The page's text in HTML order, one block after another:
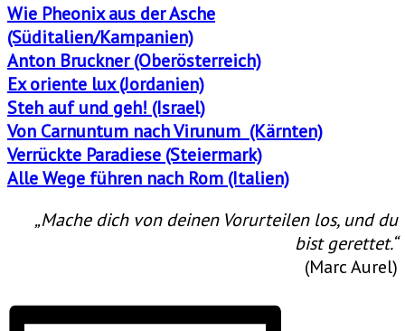
Wie Pheonix aus der Asche
(Süditalien/Kampanien)
Anton Bruckner (Oberösterreich)
Ex oriente lux (Jordanien)
Steh auf und geh! (Israel)
Von Carnuntum nach Virunum (Kärnten)
Verrückte Paradiese (Steiermark)
Alle Wege führen nach Rom (Italien)
„Mache dich von deinen Vorurteilen los, und du
bist gerettet.“
(Marc Aurel)